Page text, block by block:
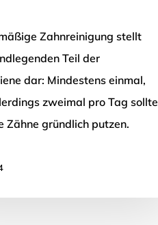
Zahnreinigung stellt
Teil der
dar: Mindestens einmal,
zweimal pro Tag sollte
Zähne gründlich putzen.